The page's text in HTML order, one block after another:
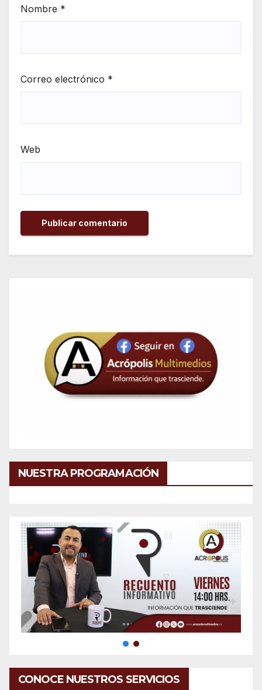
Nombre *
Correo electrónico *
Web
NUESTRA PROGRAMACIÓN
CONOCE NUESTROS SERVICIOS